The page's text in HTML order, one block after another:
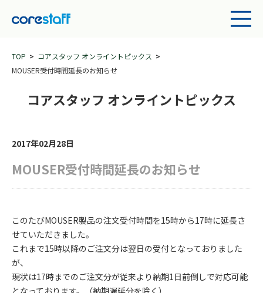
TOP
コアスタッフ オンライントピックス
MOUSER受付時間延長のお知らせ
コアスタッフ オンライントピックス
2017年02月28日
MOUSER受付時間延長のお知らせ
このたびMOUSER製品の注文受付時間を15時から17時に延長さ
せていただきました。
これまで15時以降のご注文分は翌日の受付となっておりました
が、
現状は17時までのご注文分が従来より納期1日前倒しで対応可能
となっております。（納期遅延分を除く）